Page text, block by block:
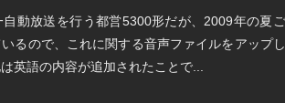
動放送を行う都営5300形だが、2009年の夏
るので、これに関する音声ファイルをアップ
英語の内容が追加されたことで...